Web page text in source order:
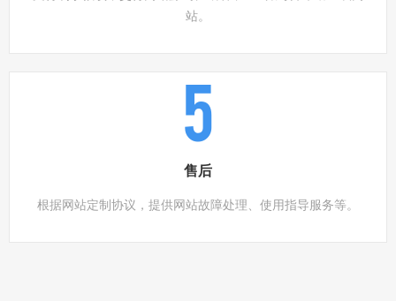
站。
5
售后
根据网站定制协议，提供网站故障处理、使用指导服务等。